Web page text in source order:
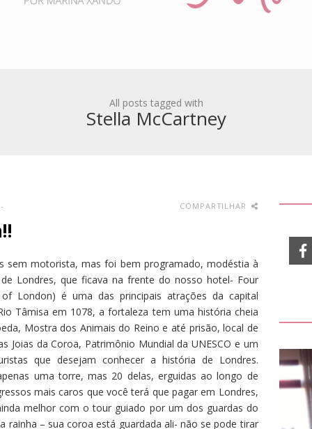
All posts tagged with
Stella McCartney
- COMPARTILHAR
sem motorista, mas foi bem programado, modéstia à
Londres, que ficava na frente do nosso hotel- Four
London) é uma das principais atrações da capital
Tâmisa em 1078, a fortaleza tem uma história cheia
Mostra dos Animais do Reino e até prisão, local de
Joias da Coroa, Patrimônio Mundial da UNESCO e um
que desejam conhecer a história de Londres.
uma torre, mas 20 delas, erguidas ao longo de
mais caros que você terá que pagar em Londres,
melhor com o tour guiado por um dos guardas do
rainha – sua coroa está guardada ali- não se pode tirar